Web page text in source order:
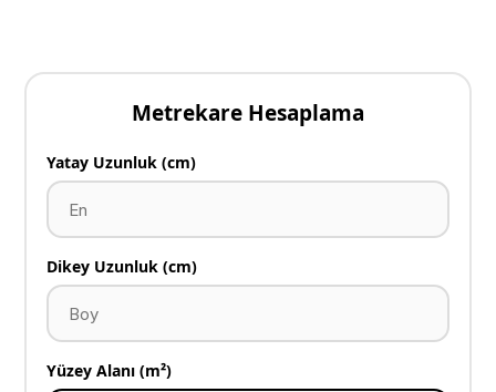
Metrekare Hesaplama
Yatay Uzunluk (cm)
Dikey Uzunluk (cm)
Yüzey Alanı (m²)